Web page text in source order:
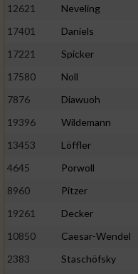
12621
Neveling
17401
Daniels
17221
Spicker
17580
Noll
7876
Diawuoh
19396
Wildemann
13453
Löffler
4645
Porwoll
8960
Pitzer
19261
Decker
10850
Caesar-Wendel
2383
Staschöfsky